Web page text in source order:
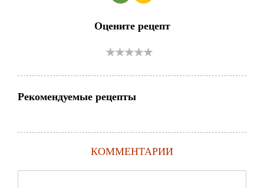
Оцените рецепт
Рекомендуемые рецепты
КОММЕНТАРИИ